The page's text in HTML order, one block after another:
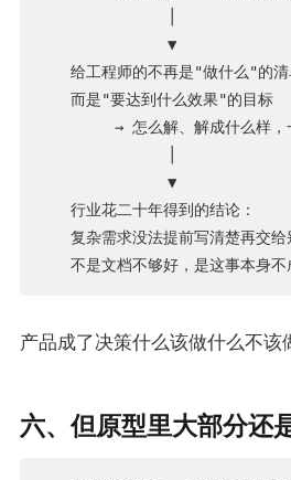
              ▼
给工程师的不再是"做什么"的清
   而是"要达到什么效果"的目标
→ 怎么解、解成什么样，
              ▼
   行业花二十年得到的结论：
复杂需求没法提前写清楚再交给
产品成了决策什么该做什么不该
六、但原型里大部分